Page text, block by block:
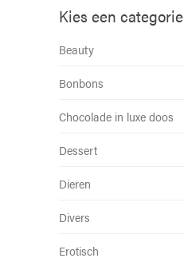
Kies een categorie
Beauty
Bonbons
Chocolade in luxe doos
Dessert
Dieren
Divers
Erotisch